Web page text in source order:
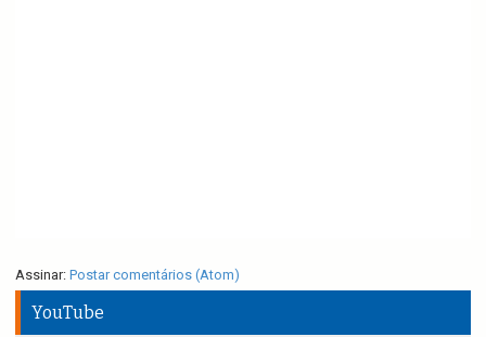
Assinar: Postar comentários (Atom)
YouTube